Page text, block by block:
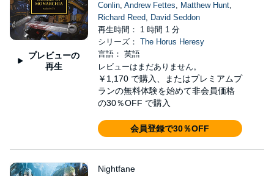
プレビューの
再生
Conlin, Andrew Fettes, Matthew Hunt,
Richard Reed, David Seddon
再生時間： 1 時間 1 分
シリーズ： The Horus Heresy
言語： 英語
レビューはまだありません。
￥1,170 で購入、またはプレミアムプ
ランの無料体験を始めて非会員価格
の30％OFF で購入
会員登録で30％OFF
Nightfane